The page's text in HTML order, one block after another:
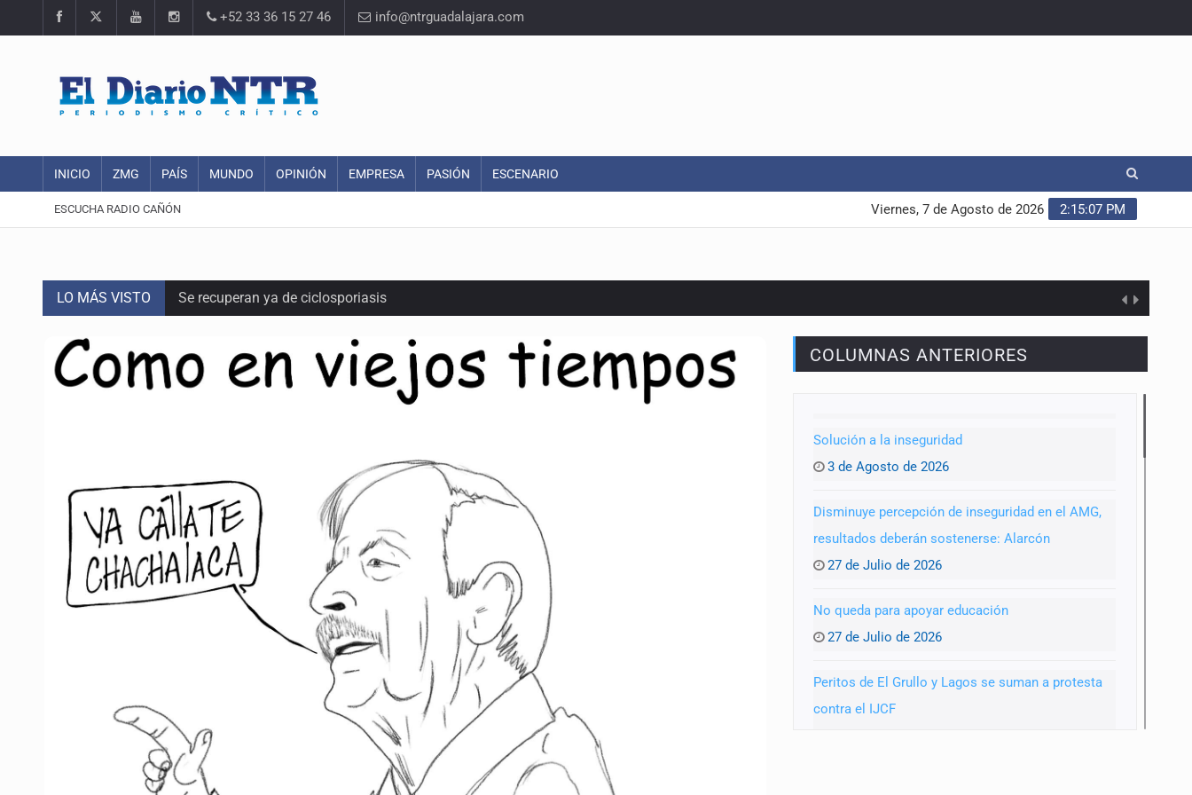
+52 33 36 15 27 46 info@ntrguadalajara.com
INICIO ZMG PAÍS MUNDO OPINIÓN EMPRESA PASIÓN ESCENARIO
ESCUCHA RADIO CAÑÓN 2:15:08 PM
Viernes, 7 de Agosto de 2026
LO MÁS VISTO Se recuperan ya de ciclosporiasis
Fiscalía exhuma 126 cuerpos de 32 fosas
Al archivo la mitad de quejas contra el Siapa
Vecinos acusan retiro de árboles; Ijalvi niega tala
Buscan mantener tradiciones con Feria Corazón de Artesano
Apoyarán a mujeres con cáncer con 40 mdp
La evolución tiene nombre: ‘SuperArte’
Quinto Patio
COLUMNAS ANTERIORES
Solución a la inseguridad
3 de Agosto de 2026
Disminuye percepción de inseguridad en el AMG,
resultados deberán sostenerse: Alarcón
27 de Julio de 2026
No queda para apoyar educación
27 de Julio de 2026
Peritos de El Grullo y Lagos se suman a protesta
contra el IJCF